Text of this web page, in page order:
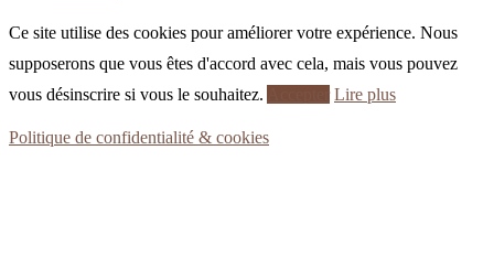
Ce site utilise des cookies pour améliorer votre expérience. Nous
supposerons que vous êtes d'accord avec cela, mais vous pouvez
vous désinscrire si vous le souhaitez.
Lire plus
Politique de confidentialité & cookies